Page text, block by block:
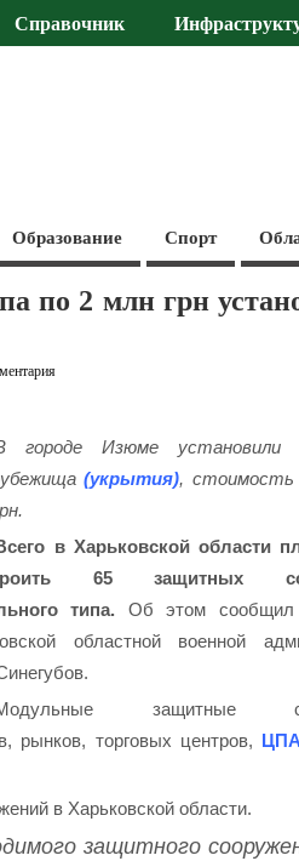
Справочник
Образование Спорт
по 2 млн грн
городе Изюме установили
(укрытия), стоимость
в Харьковской области
65 защитных
типа. Об этом сообщил
областной военной
защитные
рынков, торговых центров,
в Харьковской области.
защитного